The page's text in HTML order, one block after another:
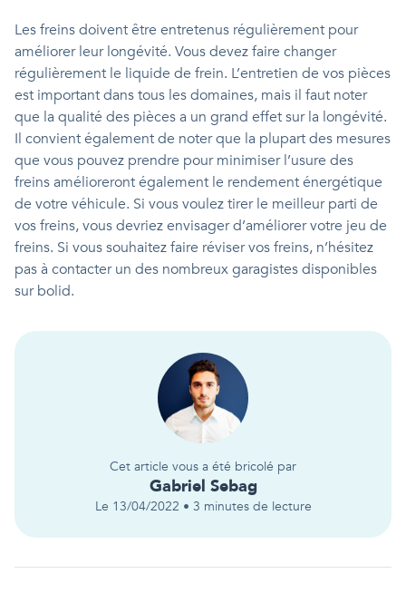
Les freins doivent être entretenus régulièrement pour
améliorer leur longévité. Vous devez faire changer
régulièrement le liquide de frein. L’entretien de vos pièces
est important dans tous les domaines, mais il faut noter
que la qualité des pièces a un grand effet sur la longévité.
Il convient également de noter que la plupart des mesures
que vous pouvez prendre pour minimiser l’usure des
freins amélioreront également le rendement énergétique
de votre véhicule. Si vous voulez tirer le meilleur parti de
vos freins, vous devriez envisager d’améliorer votre jeu de
freins. Si vous souhaitez faire réviser vos freins, n’hésitez
pas à contacter un des nombreux garagistes disponibles
sur bolid.
Cet article vous a été bricolé par
Gabriel Sebag
Le 13/04/2022 • 3 minutes de lecture